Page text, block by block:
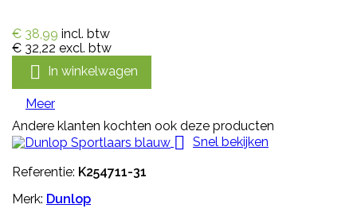
€ 38,99 incl. btw
€ 32,22 excl. btw
 In winkelwagen
Meer
Andere klanten kochten ook deze producten
 Snel bekijken
Referentie: K254711-31
Merk: Dunlop